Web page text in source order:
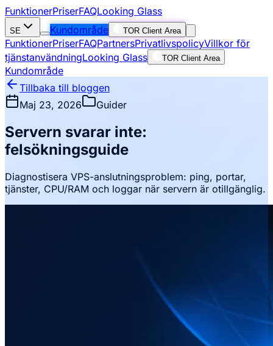
FunktionerPriserFAQLooking Glass
SE Kundområde TOR Client Area
FunktionerPriserFAQPartnersPrivatlivspolicyVillkor för
tjänstanvändningLooking Glass TOR Client Area
Kundområde
Tillbaka till bloggen
Maj 23, 2026
Guider
Servern svarar inte:
felsökningsguide
Diagnostisera VPS-anslutningsproblem: ping, portar,
tjänster, CPU/RAM och loggar när servern är otillgänglig.